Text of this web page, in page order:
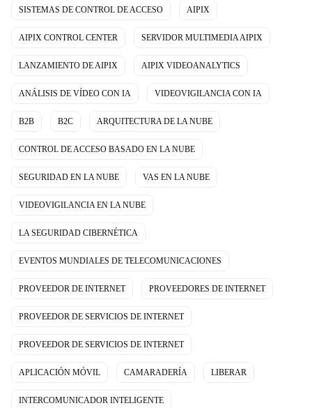
SISTEMAS DE CONTROL DE ACCESO AIPIX
AIPIX CONTROL CENTER SERVIDOR MULTIMEDIA AIPIX
LANZAMIENTO DE AIPIX AIPIX VIDEOANALYTICS
ANÁLISIS DE VÍDEO CON IA VIDEOVIGILANCIA CON IA
B2B B2C ARQUITECTURA DE LA NUBE
CONTROL DE ACCESO BASADO EN LA NUBE
SEGURIDAD EN LA NUBE VAS EN LA NUBE
VIDEOVIGILANCIA EN LA NUBE
LA SEGURIDAD CIBERNÉTICA
EVENTOS MUNDIALES DE TELECOMUNICACIONES
PROVEEDOR DE INTERNET PROVEEDORES DE INTERNET
PROVEEDOR DE SERVICIOS DE INTERNET
PROVEEDOR DE SERVICIOS DE INTERNET
APLICACIÓN MÓVIL CAMARADERÍA LIBERAR
INTERCOMUNICADOR INTELIGENTE